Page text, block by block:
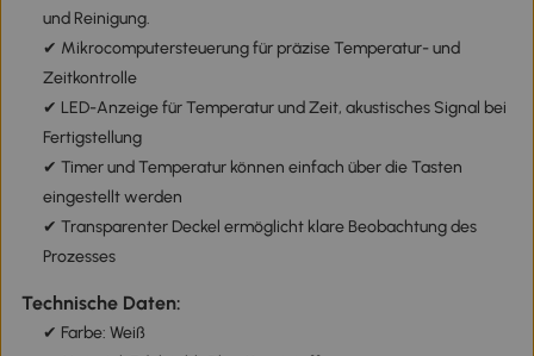
und Reinigung.
✔ Mikrocomputersteuerung für präzise Temperatur- und
Zeitkontrolle
✔ LED-Anzeige für Temperatur und Zeit, akustisches Signal bei
Fertigstellung
✔ Timer und Temperatur können einfach über die Tasten
eingestellt werden
✔ Transparenter Deckel ermöglicht klare Beobachtung des
Prozesses
Technische Daten:
✔ Farbe: Weiß